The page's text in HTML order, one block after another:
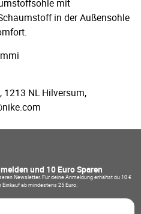
mit
in der Außensohle
1213 NL Hilversum,
und 10 Euro Sparen
Newsletter. Für deine Anmeldung erhältst du 10 €
ab mindestens 25 Euro.